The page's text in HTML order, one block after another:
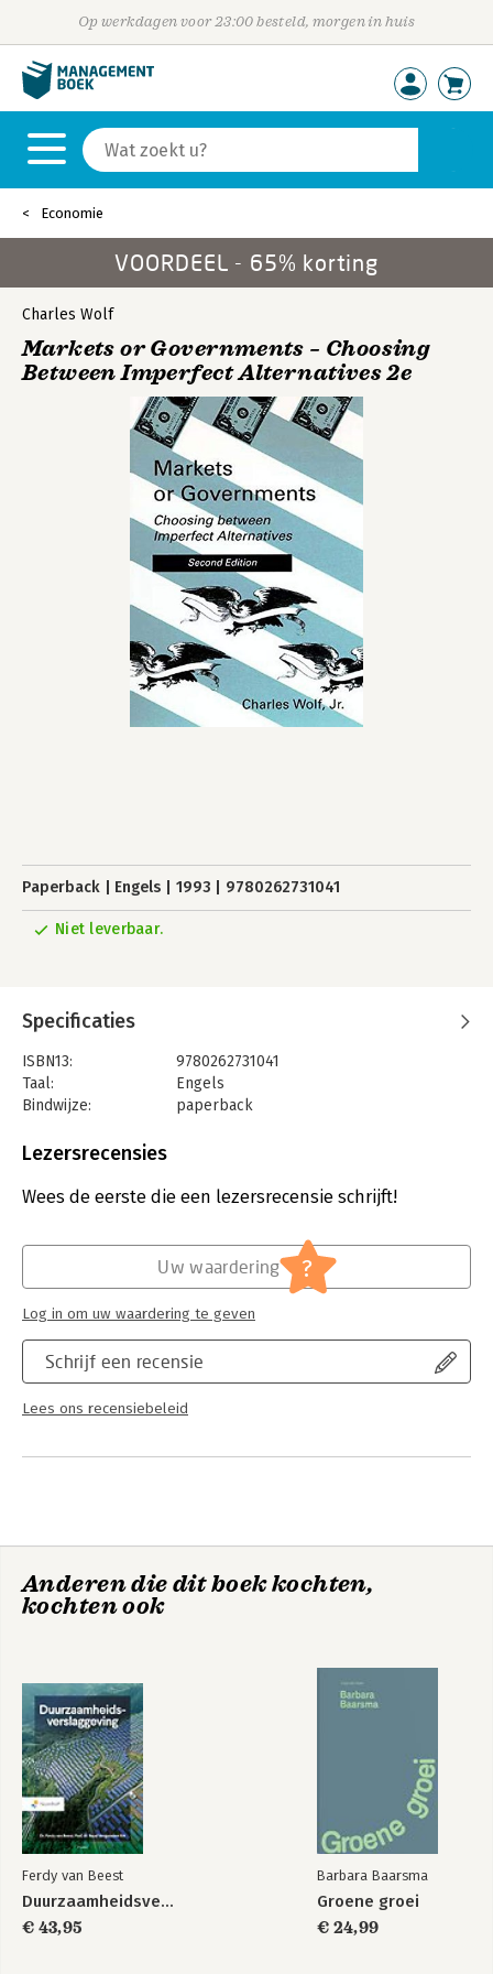
Op werkdagen voor 23:00 besteld, morgen in huis
Economie
VOORDEEL - 65% korting
Charles Wolf
Markets or Governments – Choosing
Between Imperfect Alternatives 2e
Paperback Engels 1993 9780262731041
Niet leverbaar.
Specificaties
ISBN13:
9780262731041
Taal:
Engels
Bindwijze:
paperback
Uitgever:
Lezersrecensies
Wees de eerste die een lezersrecensie schrijft!
Schrijf een recensie
Lees ons recensiebeleid
Uw waardering ?
Log in om uw waardering te geven
Anderen die dit boek kochten,
kochten ook
Ferdy van Beest
Duurzaamheidsverslaggeving
€ 43,95
Barbara Baarsma
Groene groei
€ 24,99